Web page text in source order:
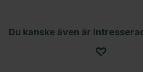
Du kanske även är